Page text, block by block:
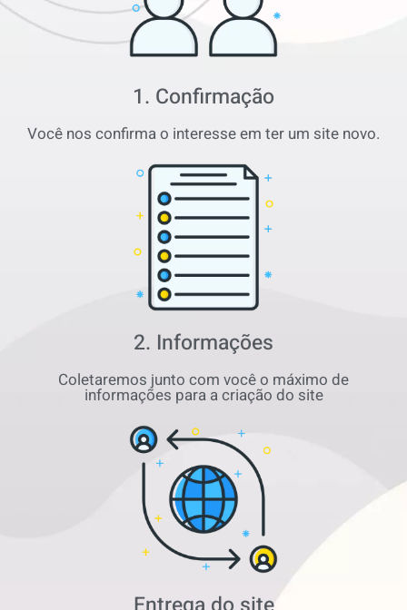
1. Confirmação
Você nos confirma o interesse em ter um site novo.
2. Informações
Coletaremos junto com você o máximo de
informações para a criação do site